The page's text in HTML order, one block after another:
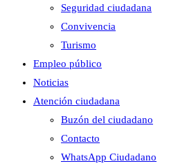
Seguridad ciudadana
Convivencia
Turismo
Empleo público
Noticias
Atención ciudadana
Buzón del ciudadano
Contacto
WhatsApp Ciudadano